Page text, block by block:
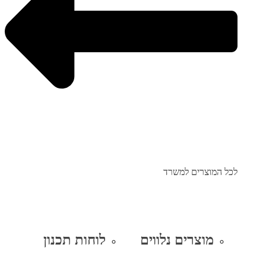
לכל המוצרים למשרד
מוצרים נלווים לוחות תכנון